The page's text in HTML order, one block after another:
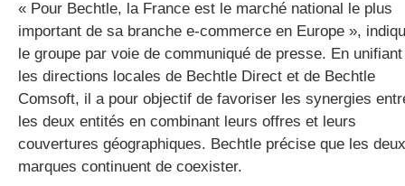
« Pour Bechtle, la France est le marché national le plus
important de sa branche e-commerce en Europe »,
le groupe par voie de communiqué de presse. En unifiant
les directions locales de Bechtle Direct et de Bechtle
Comsoft, il a pour objectif de favoriser les synergies
les deux entités en combinant leurs offres et leurs
couvertures géographiques. Bechtle précise que les deux
marques continuent de coexister.